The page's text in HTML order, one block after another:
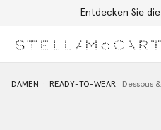
Entdecken Sie
DAMEN READY-TO-WEAR Dessous